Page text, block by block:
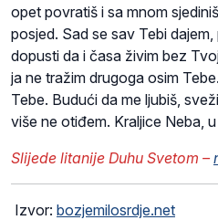
opet povratiš i sa mnom
posjed. Sad se sav Tebi dajem,
dopusti da i časa živim bez
ja ne tražim drugoga osim
Tebe. Budući da me ljubiš,
više ne otiđem. Kraljice Neba,
Slijede litanije Duhu Svetom –
Izvor: bozjemilosrdje.net